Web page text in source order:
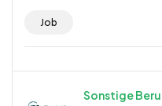
Job
Sonstige